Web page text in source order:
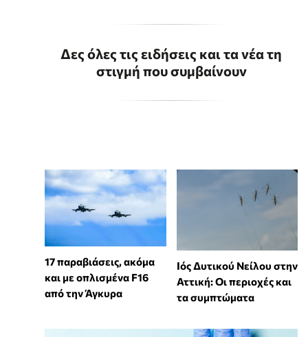
Δες όλες τις ειδήσεις και τα νέα τη
στιγμή που συμβαίνουν
17 παραβιάσεις, ακόμα
και με οπλισμένα F16
από την Άγκυρα
Ιός Δυτικού Νείλου στην
Αττική: Οι περιοχές και
τα συμπτώματα